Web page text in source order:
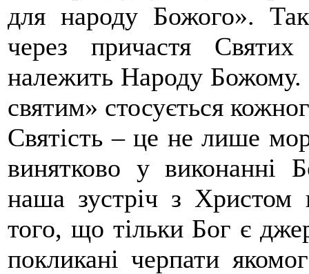
для народу Божого».
через причастя
належить Народу Божому.
святим» стосується
Святість – це не лише
винятково у виконанні
наша зустріч з Христом
того, що тільки Бог є
покликані черпати